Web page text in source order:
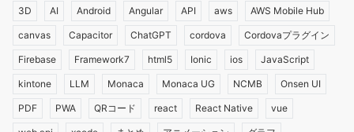
3D AI Android Angular API aws AWS Mobile Hub
canvas Capacitor ChatGPT cordova Cordovaプラグイン
Firebase Framework7 html5 Ionic ios JavaScript
kintone LLM Monaca Monaca UG NCMB Onsen UI
PDF PWA QRコード react React Native vue